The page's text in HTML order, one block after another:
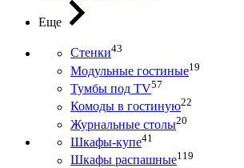
Еще
Стенки43
Модульные гостиные19
Тумбы под ТV57
Комоды в гостиную22
Журнальные столы20
Шкафы-купе41
Шкафы распашные119